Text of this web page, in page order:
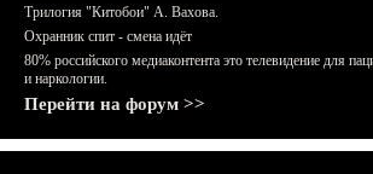
Трилогия "Китобои" А. Вахова.
Охранник спит - смена идёт
80% российского медиаконтента это телевидение для
и наркологии.
Перейти на форум >>